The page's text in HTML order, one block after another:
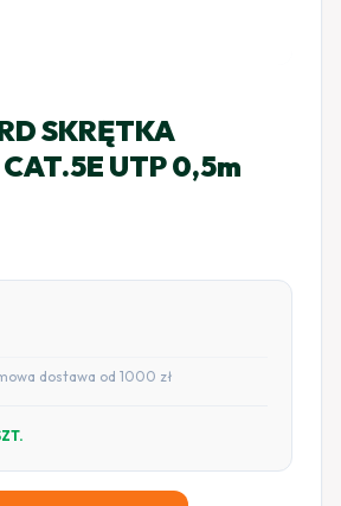
SKRĘTKA
UTP 0,5m
dostawa od 1000 zł